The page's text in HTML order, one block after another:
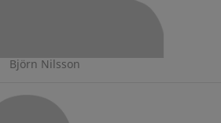
Björn Nilsson